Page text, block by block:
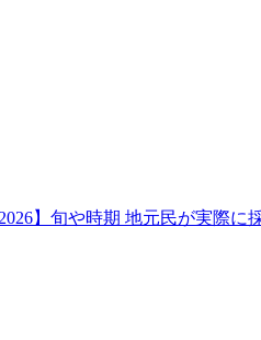
】旬や時期 地元民が実際に